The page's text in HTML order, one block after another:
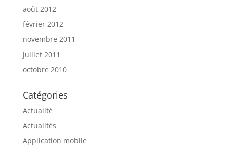
août 2012
février 2012
novembre 2011
juillet 2011
octobre 2010
Catégories
Actualité
Actualités
Application mobile